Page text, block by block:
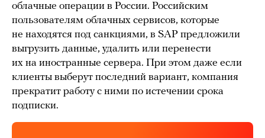
облачные операции в России. Российским
пользователям облачных сервисов, которые
не находятся под санкциями, в SAP предложили
выгрузить данные, удалить или перенести
их на иностранные сервера. При этом даже если
клиенты выберут последний вариант, компания
прекратит работу с ними по истечении срока
подписки.